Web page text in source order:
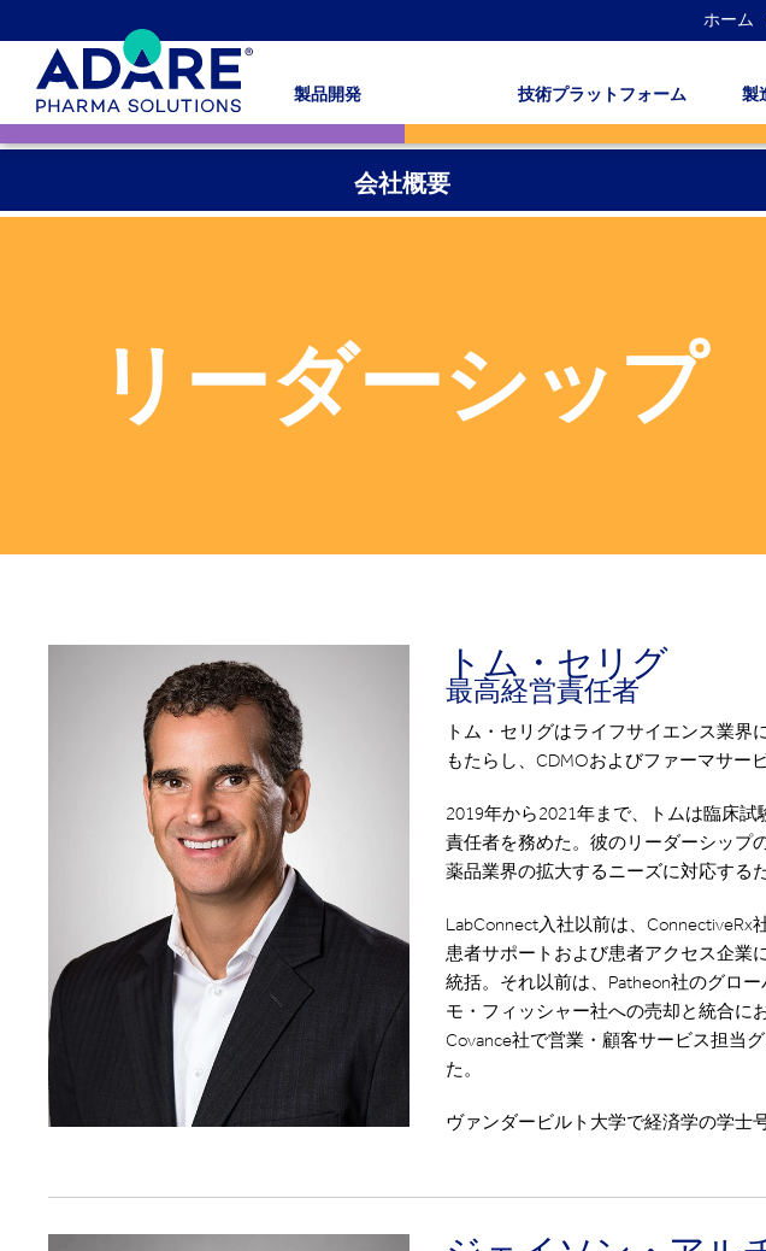
ホーム
製品開発 技術プラットフォーム 製
会社概要
リーダーシップ
トム・セリグ
最高経営責任者
トム・セリグはライフサイエンス業界
もたらし、CDMOおよびファーマサー
2019年から2021年まで、トムは臨床
責任者を務めた。彼のリーダーシップ
薬品業界の拡大するニーズに対応する
LabConnect入社以前は、ConnectiveRx
患者サポートおよび患者アクセス企業
統括。それ以前は、Patheon社のグロ
モ・フィッシャー社への売却と統合に
Covance社で営業・顧客サービス担当
た。
ヴァンダービルト大学で経済学の学士